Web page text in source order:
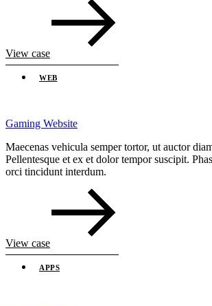
View case
WEB
Gaming Website
Maecenas vehicula semper tortor, ut auctor
Pellentesque et ex et dolor tempor suscipit.
orci tincidunt interdum.
View case
APPS